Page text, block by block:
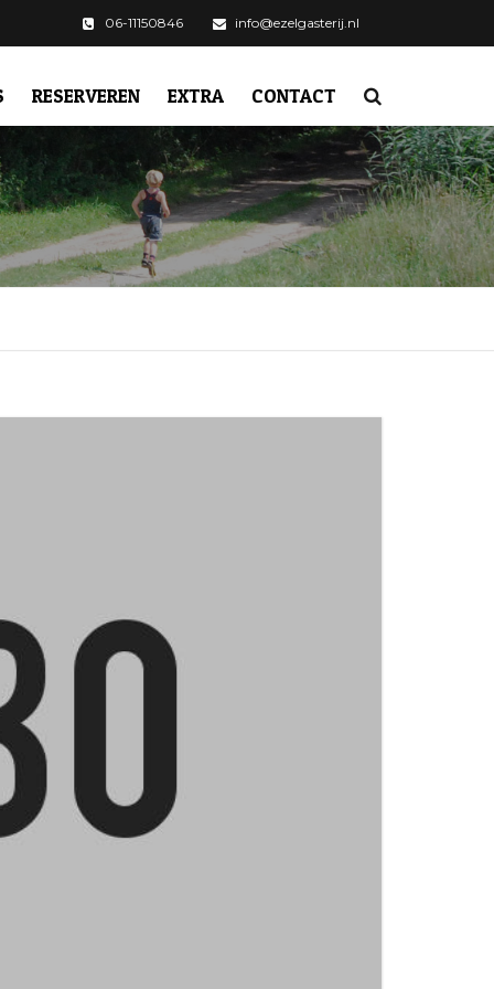
06-11150846 info@ezelgasterij.nl
RESERVEREN
ALGEMENE VOORWAARDEN
EXTRA
CAMPERPLEK DE
MAASHEGGEN
OMGEVING
VERGADERARRANGEMENT
CONTACT